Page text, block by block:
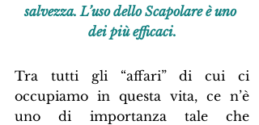
salvezza. L’uso dello Scapolare è uno
dei più efficaci.
Tra tutti gli “affari” di cui ci
occupiamo in questa vita, ce n’è
uno di importanza tale che